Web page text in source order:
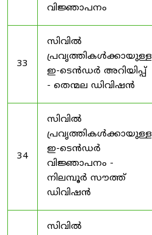
വിജ്ഞാപനം
33
സിവിൽ
പ്രവൃത്തികൾക്കായുള്ള
ഇ-ടെൻഡർ അറിയിപ്പ്
- തെന്മല ഡിവിഷൻ
34
സിവിൽ
പ്രവൃത്തികൾക്കായുള്ള
ഇ-ടെൻഡർ
വിജ്ഞാപനം -
നിലമ്പൂർ സൗത്ത്
ഡിവിഷൻ
സിവിൽ